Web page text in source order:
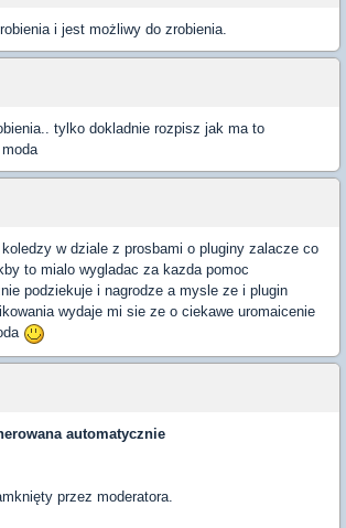
i jest możliwy do zrobienia.
tylko dokladnie rozpisz jak ma to
w dziale z prosbami o pluginy zalacze co
to mialo wygladac za kazda pomoc
podziekuje i nagrodze a mysle ze i plugin
wydaje mi sie ze o ciekawe uromaicenie
automatycznie
przez moderatora.